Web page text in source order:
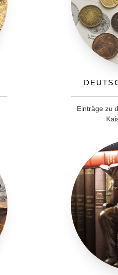
Einträge zu